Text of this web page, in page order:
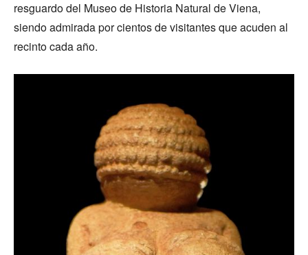
resguardo del Museo de Historia Natural de Viena,
siendo admirada por cientos de visitantes que acuden al
recinto cada año.